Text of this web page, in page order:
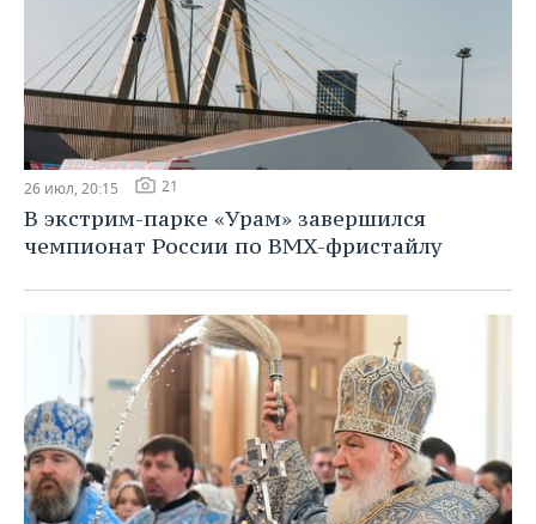
26 июл, 20:15 21
В экстрим-парке «Урам» завершился
чемпионат России по BMX-фристайлу